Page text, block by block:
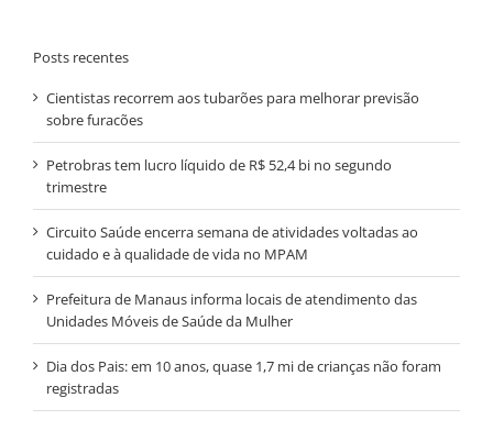
Posts recentes
Cientistas recorrem aos tubarões para melhorar previsão
sobre furacões
Petrobras tem lucro líquido de R$ 52,4 bi no segundo
trimestre
Circuito Saúde encerra semana de atividades voltadas ao
cuidado e à qualidade de vida no MPAM
Prefeitura de Manaus informa locais de atendimento das
Unidades Móveis de Saúde da Mulher
Dia dos Pais: em 10 anos, quase 1,7 mi de crianças não foram
registradas